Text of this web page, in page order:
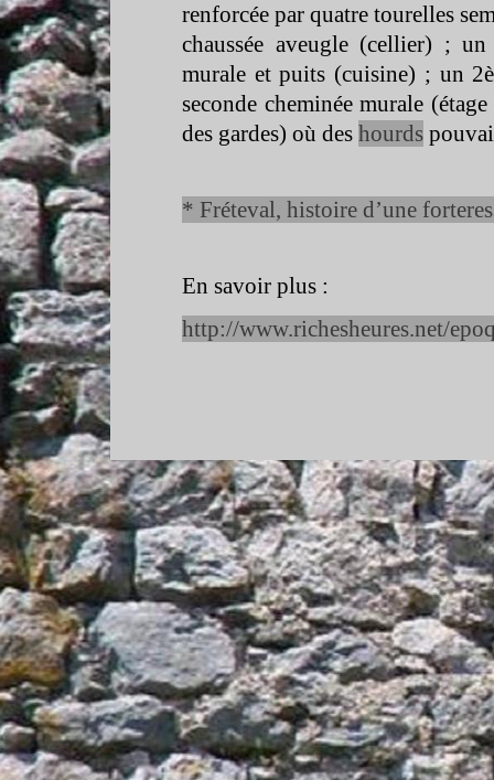
renforcée par quatre tourelles
chaussée aveugle (cellier) ; un
murale et puits (cuisine) ; un
seconde cheminée murale
des gardes) où des hourds
* Fréteval, histoire d’une
En savoir plus :
http://www.richesheures.net/